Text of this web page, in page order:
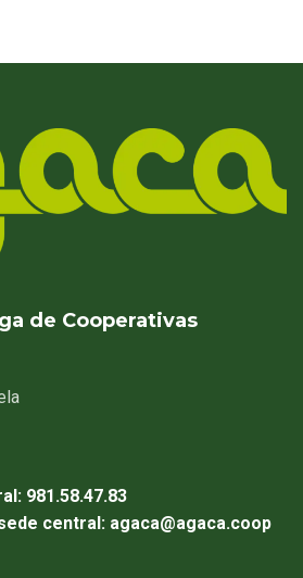
de Cooperativas
981.58.47.83
central: agaca@agaca.coop